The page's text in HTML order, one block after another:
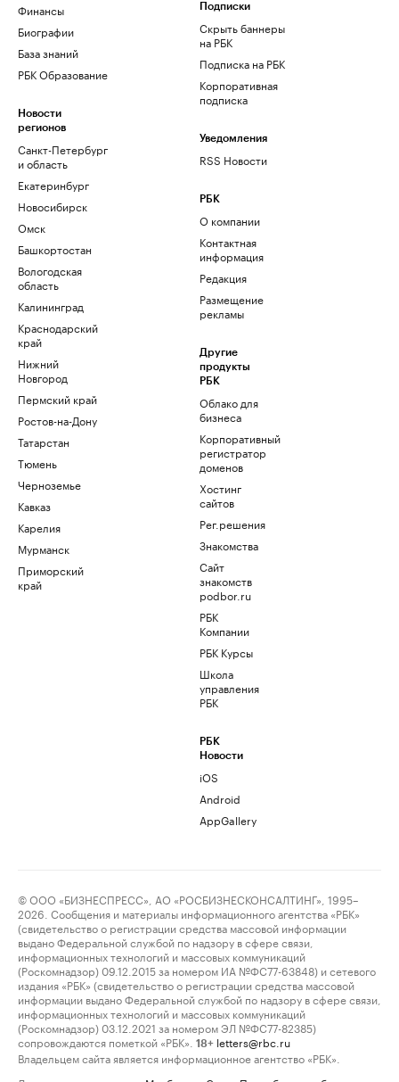
Финансы
Биографии
База знаний
РБК Образование
Новости
регионов
Санкт-Петербург
и область
Екатеринбург
Новосибирск
Омск
Башкортостан
Вологодская
область
Калининград
Краснодарский
край
Нижний
Новгород
Пермский край
Ростов-на-Дону
Татарстан
Тюмень
Черноземье
Кавказ
Карелия
Мурманск
Приморский
край
Подписки
Скрыть баннеры
на РБК
Подписка на РБК
Корпоративная
подписка
Уведомления
RSS Новости
РБК
О компании
Контактная
информация
Редакция
Размещение
рекламы
Другие
продукты
РБК
Облако для
бизнеса
Корпоративный
регистратор
доменов
Хостинг
сайтов
Рег.решения
Знакомства
Сайт
знакомств
podbor.ru
РБК
Компании
РБК Курсы
Школа
управления
РБК
РБК
Новости
iOS
Android
AppGallery
© ООО «БИЗНЕСПРЕСС», АО «РОСБИЗНЕСКОНСАЛТИНГ», 1995–
2026. Сообщения и материалы информационного агентства «РБК»
(свидетельство о регистрации средства массовой информации
выдано Федеральной службой по надзору в сфере связи,
информационных технологий и массовых коммуникаций
(Роскомнадзор) 09.12.2015 за номером ИА №ФС77-63848) и сетевого
издания «РБК» (свидетельство о регистрации средства массовой
информации выдано Федеральной службой по надзору в сфере связи,
информационных технологий и массовых коммуникаций
(Роскомнадзор) 03.12.2021 за номером ЭЛ №ФС77-82385)
сопровождаются пометкой «РБК».
18+ letters@rbc.ru
Владельцем сайта является информационное агентство «РБК».